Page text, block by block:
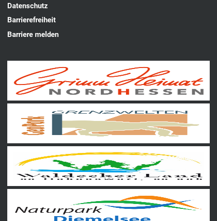
Datenschutz
Barrierefreiheit
Barriere melden